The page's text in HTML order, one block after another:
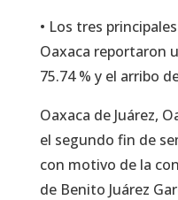
• Los tres
Oaxaca reportaron
75.74 % y el arribo
Oaxaca de Juárez,
el segundo fin de
con motivo de la
de Benito Juárez